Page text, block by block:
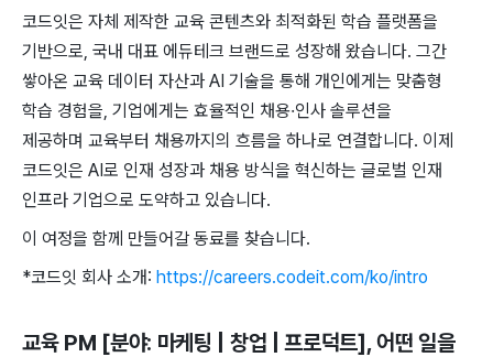
코드잇은 자체 제작한 교육 콘텐츠와 최적화된 학습 플랫폼을
기반으로, 국내 대표 에듀테크 브랜드로 성장해 왔습니다. 그간
쌓아온 교육 데이터 자산과 AI 기술을 통해 개인에게는 맞춤형
학습 경험을, 기업에게는 효율적인 채용·인사 솔루션을
제공하며 교육부터 채용까지의 흐름을 하나로 연결합니다. 이제
코드잇은 AI로 인재 성장과 채용 방식을 혁신하는 글로벌 인재
인프라 기업으로 도약하고 있습니다.
이 여정을 함께 만들어갈 동료를 찾습니다.
*코드잇 회사 소개: https://careers.codeit.com/ko/intro
교육 PM [분야: 마케팅 | 창업 | 프로덕트], 어떤 일을